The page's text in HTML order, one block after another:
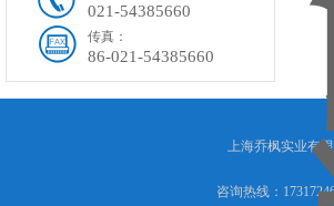
021-54385660
传真：
86-021-54385660
上海乔枫实业有
咨询热线：